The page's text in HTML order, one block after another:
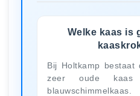
Welke kaas is
Bij Holtkamp bestaat
zeer oude